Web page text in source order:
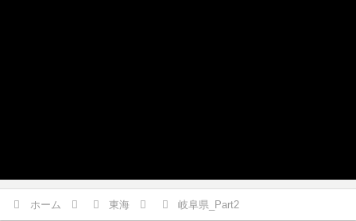
ホーム 東海 岐阜県_Part2